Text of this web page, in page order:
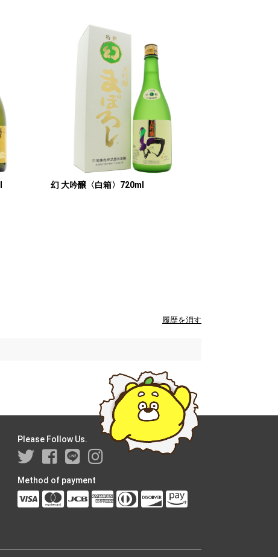
幻 大吟醸〈白箱〉720ml
履歴を消す
Please Follow Us.
Method of payment